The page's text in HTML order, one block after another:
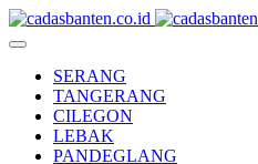
SERANG
TANGERANG
CILEGON
LEBAK
PANDEGLANG